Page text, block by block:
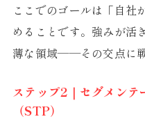
ここでのゴールは「自社
めることです。強みが活
薄な領域——その交点に
ステップ2｜セグメン
（STP）